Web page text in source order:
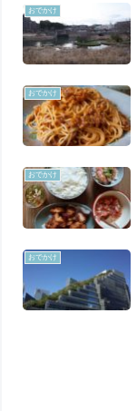
おでかけ
おでかけ
おでかけ
おでかけ